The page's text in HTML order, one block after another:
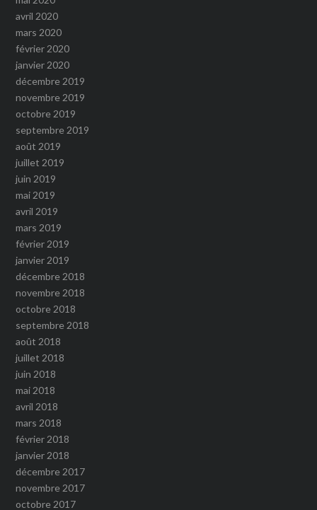
avril 2020
mars 2020
février 2020
janvier 2020
décembre 2019
novembre 2019
octobre 2019
septembre 2019
août 2019
juillet 2019
juin 2019
mai 2019
avril 2019
mars 2019
février 2019
janvier 2019
décembre 2018
novembre 2018
octobre 2018
septembre 2018
août 2018
juillet 2018
juin 2018
mai 2018
avril 2018
mars 2018
février 2018
janvier 2018
décembre 2017
novembre 2017
octobre 2017